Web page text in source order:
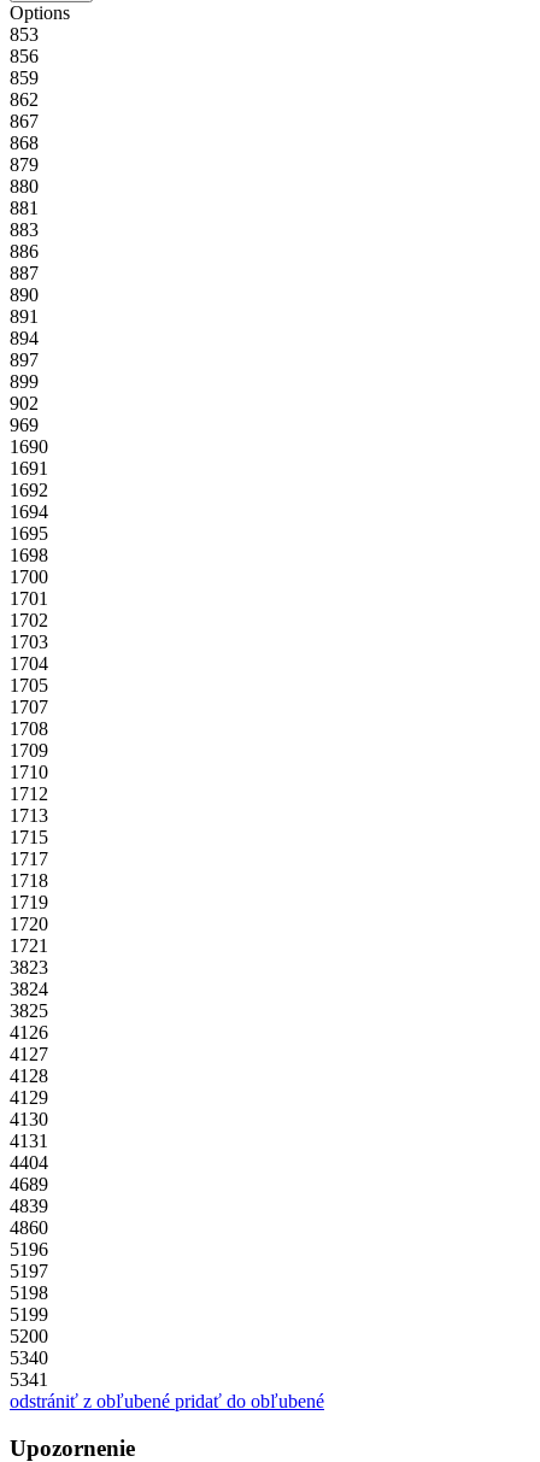
Options
853
856
859
862
867
868
879
880
881
883
886
887
890
891
894
897
899
902
969
1690
1691
1692
1694
1695
1698
1700
1701
1702
1703
1704
1705
1707
1708
1709
1710
1712
1713
1715
1717
1718
1719
1720
1721
3823
3824
3825
4126
4127
4128
4129
4130
4131
4404
4689
4839
4860
5196
5197
5198
5199
5200
5340
5341
odstrániť z obľubené pridať do obľubené
Upozornenie